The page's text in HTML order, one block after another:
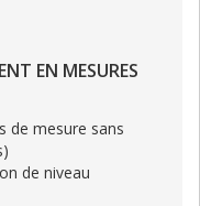
EN MESURES
de mesure sans
de niveau